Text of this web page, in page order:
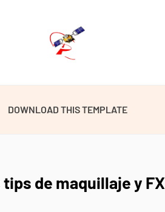
DOWNLOAD THIS TEMPLATE
de maquillaje y FX